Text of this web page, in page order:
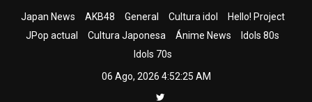
Japan News AKB48 General Cultura idol
Hello! Project
JPop actual
Cultura Japonesa Ánime News
Idols 80s
Idols 70s
06 Ago, 2026 4:52:26 AM